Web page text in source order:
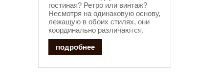
гостиная? Ретро или винтаж?
Несмотря на одинаковую основу,
лежащую в обоих стилях, они
координально различаются.
подробнее